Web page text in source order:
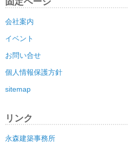
会社案内
イベント
お問い合せ
個人情報保護方針
sitemap
リンク
永森建築事務所